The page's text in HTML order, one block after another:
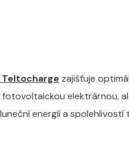
zajišťuje
elektrárnou,
energií a spolehlivostí